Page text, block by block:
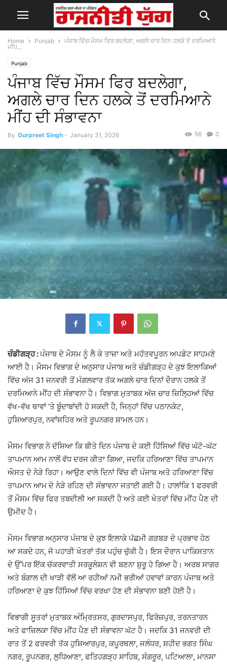
Home Punjab
ਪੰਜਾਬ ਵਿੱਚ ਮੌਸਮ ਫਿਰ ਬਦਲੇਗਾ, ਅਗਲੇ ਚਾਰ ਦਿਨ ਹਲਕੇ ਤੋਂ ਦਰਮਿਆਨੇ
ਮੀਂਹ...
Punjab
ਪੰਜਾਬ ਵਿੱਚ ਮੌਸਮ ਫਿਰ ਬਦਲੇਗਾ,
ਅਗਲੇ ਚਾਰ ਦਿਨ ਹਲਕੇ ਤੋਂ ਦਰਮਿਆਨੇ
ਮੀਂਹ ਦੀ ਸੰਭਾਵਨਾ
By Gurpreet Singh - January 31, 2026 0
56
ਚੰਡੀਗੜ੍ਹ :ਪੰਜਾਬ ਦੇ ਮੌਸਮ ਨੂੰ ਲੈ ਕੇ ਤਾਜ਼ਾ ਅਤੇ ਮਹੱਤਵਪੂਰਨ ਅਪਡੇਟ ਸਾਹਮਣੇ
ਆਈ ਹੈ। ਮੌਸਮ ਵਿਭਾਗ ਦੇ ਅਨੁਸਾਰ ਪੰਜਾਬ ਅਤੇ ਚੰਡੀਗੜ੍ਹ ਦੇ ਕੁਝ ਇਲਾਕਿਆਂ
ਵਿੱਚ ਅੱਜ 31 ਜਨਵਰੀ ਤੋਂ ਮੰਗਲਵਾਰ ਤੱਕ ਅਗਲੇ ਚਾਰ ਦਿਨਾਂ ਦੌਰਾਨ ਹਲਕੇ ਤੋਂ
ਦਰਮਿਆਨੇ ਮੀਂਹ ਦੀ ਸੰਭਾਵਨਾ ਹੈ। ਵਿਭਾਗ ਮੁਤਾਬਕ ਅੱਜ ਚਾਰ ਜ਼ਿਲ੍ਹਿਆਂ ਵਿੱਚ
ਵੱਖ-ਵੱਖ ਥਾਵਾਂ ‘ਤੇ ਬੂੰਦਾਬਾਂਦੀ ਹੋ ਸਕਦੀ ਹੈ, ਜਿਨ੍ਹਾਂ ਵਿੱਚ ਪਠਾਨਕੋਟ,
ਹੁਸ਼ਿਆਰਪੁਰ, ਨਵਾਂਸ਼ਹਿਰ ਅਤੇ ਰੂਪਨਗਰ ਸ਼ਾਮਲ ਹਨ।
ਮੌਸਮ ਵਿਭਾਗ ਨੇ ਦੱਸਿਆ ਕਿ ਬੀਤੇ ਦਿਨ ਪੰਜਾਬ ਦੇ ਕਈ ਹਿੱਸਿਆਂ ਵਿੱਚ ਘੱਟੋ-ਘੱਟ
ਤਾਪਮਾਨ ਆਮ ਨਾਲੋਂ ਵੱਧ ਦਰਜ ਕੀਤਾ ਗਿਆ, ਜਦਕਿ ਹਰਿਆਣਾ ਵਿੱਚ ਤਾਪਮਾਨ
ਔਸਤ ਦੇ ਨੇੜੇ ਰਿਹਾ। ਆਉਣ ਵਾਲੇ ਦਿਨਾਂ ਵਿੱਚ ਵੀ ਪੰਜਾਬ ਅਤੇ ਹਰਿਆਣਾ ਵਿੱਚ
ਤਾਪਮਾਨ ਆਮ ਦੇ ਨੇੜੇ ਰਹਿਣ ਦੀ ਸੰਭਾਵਨਾ ਜਤਾਈ ਗਈ ਹੈ। ਹਾਲਾਂਕਿ 1 ਫਰਵਰੀ
ਤੋਂ ਮੌਸਮ ਵਿੱਚ ਫਿਰ ਤਬਦੀਲੀ ਆ ਸਕਦੀ ਹੈ ਅਤੇ ਕਈ ਖੇਤਰਾਂ ਵਿੱਚ ਮੀਂਹ ਪੈਣ ਦੀ
ਉਮੀਦ ਹੈ।
ਮੌਸਮ ਵਿਭਾਗ ਅਨੁਸਾਰ ਪੰਜਾਬ ਦੇ ਕੁਝ ਇਲਾਕੇ ਪੱਛਮੀ ਗੜਬੜ ਦੇ ਪ੍ਰਭਾਵ ਹੇਠ
ਆ ਸਕਦੇ ਹਨ, ਜੋ ਪਹਾੜੀ ਖੇਤਰਾਂ ਤੱਕ ਪਹੁੰਚ ਚੁੱਕੀ ਹੈ। ਇਸ ਦੌਰਾਨ ਪਾਕਿਸਤਾਨ
ਦੇ ਉੱਪਰ ਇੱਕ ਚੱਕਰਵਾਤੀ ਸਰਕੂਲੇਸ਼ਨ ਵੀ ਬਣਨਾ ਸ਼ੁਰੂ ਹੋ ਗਿਆ ਹੈ। ਅਰਬ ਸਾਗਰ
ਅਤੇ ਬੰਗਾਲ ਦੀ ਖਾੜੀ ਵੱਲੋਂ ਆ ਰਹੀਆਂ ਨਮੀ ਭਰੀਆਂ ਹਵਾਵਾਂ ਕਾਰਨ ਪੰਜਾਬ ਅਤੇ
ਹਰਿਆਣਾ ਦੇ ਕੁਝ ਹਿੱਸਿਆਂ ਵਿੱਚ ਵਰਖਾ ਹੋਣ ਦੀ ਸੰਭਾਵਨਾ ਬਣੀ ਹੋਈ ਹੈ।
ਵਿਭਾਗੀ ਸੂਤਰਾਂ ਮੁਤਾਬਕ ਅੰਮ੍ਰਿਤਸਰ, ਗੁਰਦਾਸਪੁਰ, ਫਿਰੋਜ਼ਪੁਰ, ਤਰਨਤਾਰਨ
ਅਤੇ ਫਾਜ਼ਿਲਕਾ ਵਿੱਚ ਮੀਂਹ ਪੈਣ ਦੀ ਸੰਭਾਵਨਾ ਘੱਟ ਹੈ। ਜਦਕਿ 31 ਜਨਵਰੀ ਦੀ
ਰਾਤ ਤੋਂ 2 ਫਰਵਰੀ ਤੱਕ ਹੁਸ਼ਿਆਰਪੁਰ, ਕਪੂਰਥਲਾ, ਜਲੰਧਰ, ਸ਼ਹੀਦ ਭਗਤ ਸਿੰਘ
ਨਗਰ, ਰੂਪਨਗਰ, ਲੁਧਿਆਣਾ, ਫਤਿਹਗੜ੍ਹ ਸਾਹਿਬ, ਸੰਗਰੂਰ, ਪਟਿਆਲਾ, ਮਾਨਸਾ